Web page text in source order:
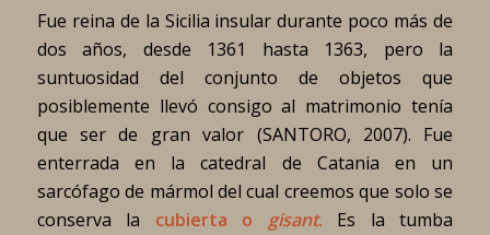
Fue reina de la Sicilia insular durante poco más de
dos años, desde 1361 hasta 1363, pero la
suntuosidad del conjunto de objetos que
posiblemente llevó consigo al matrimonio tenía
que ser de gran valor (SANTORO, 2007). Fue
enterrada en la catedral de Catania en un
sarcófago de mármol del cual creemos que solo se
conserva la cubierta o gisant. Es la tumba